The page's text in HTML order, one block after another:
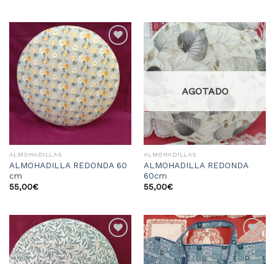
Añadir
a la
lista
de
deseos
ALMOHADILLAS
ALMOHADILLA REDONDA 60
cm
55,00€
Añadir
a la
lista
AGOTADO
ALMOHADILLAS
ALMOHADILLA REDONDA
60cm
55,00€
Añadir
a la
Añadir
a la